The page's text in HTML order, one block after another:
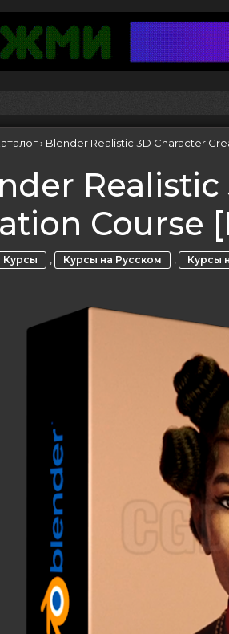
› Blender Realistic 3D Character
Realistic
Course
Курсы , Курсы на Русском , Курсы